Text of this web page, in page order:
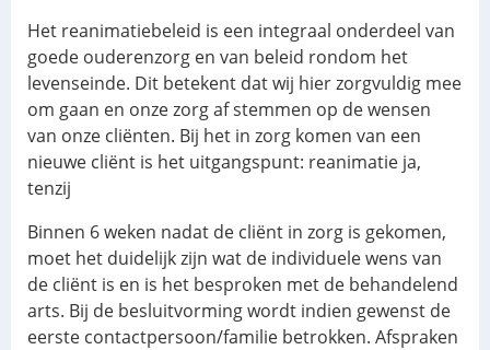
Het reanimatiebeleid is een integraal onderdeel van
goede ouderenzorg en van beleid rondom het
levenseinde. Dit betekent dat wij hier zorgvuldig mee
om gaan en onze zorg af stemmen op de wensen
van onze cliënten. Bij het in zorg komen van een
nieuwe cliënt is het uitgangspunt: reanimatie ja,
tenzij
Binnen 6 weken nadat de cliënt in zorg is gekomen,
moet het duidelijk zijn wat de individuele wens van
de cliënt is en is het besproken met de behandelend
arts. Bij de besluitvorming wordt indien gewenst de
eerste contactpersoon/familie betrokken. Afspraken